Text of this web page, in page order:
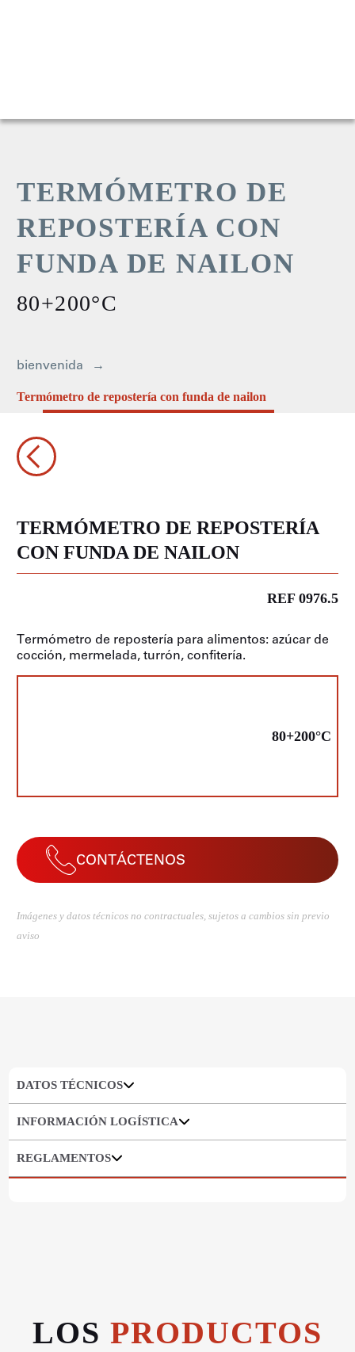
TERMÓMETRO DE
REPOSTERÍA CON
FUNDA DE NAILON
80+200°C
bienvenida
Termómetro de repostería con funda de nailon
TERMÓMETRO DE REPOSTERÍA
CON FUNDA DE NAILON
REF 0976.5
Termómetro de repostería para alimentos: azúcar de
cocción, mermelada, turrón, confitería.
80+200°C
CONTÁCTENOS
Imágenes y datos técnicos no contractuales, sujetos a cambios sin previo
aviso
DATOS TÉCNICOS
INFORMACIÓN LOGÍSTICA
REGLAMENTOS
LOS PRODUCTOS